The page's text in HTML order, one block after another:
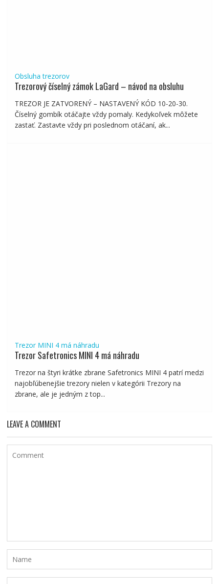
Obsluha trezorov
Trezorový číselný zámok LaGard – návod na obsluhu
TREZOR JE ZATVORENÝ – NASTAVENÝ KÓD 10-20-30.
Číselný gombík otáčajte vždy pomaly. Kedykoľvek môžete
zastať. Zastavte vždy pri poslednom otáčaní, ak...
Trezor MINI 4 má náhradu
Trezor Safetronics MINI 4 má náhradu
Trezor na štyri krátke zbrane Safetronics MINI 4 patrí medzi
najobľúbenejšie trezory nielen v kategórii Trezory na
zbrane, ale je jedným z top...
LEAVE A COMMENT